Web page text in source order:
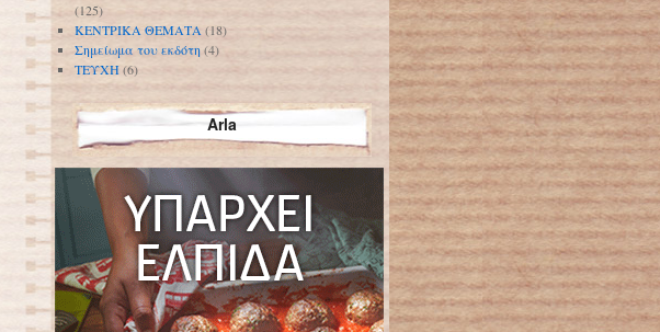
(125)
ΚΕΝΤΡΙΚΑ ΘΕΜΑΤΑ (18)
Σημείωμα του εκδότη(4)
ΤΕΥΧΗ(6)
Arla